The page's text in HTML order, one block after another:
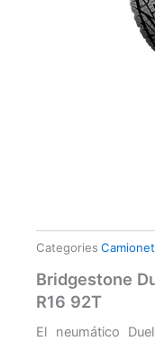
Categories
Bridgestone
R16 92T
El neumático